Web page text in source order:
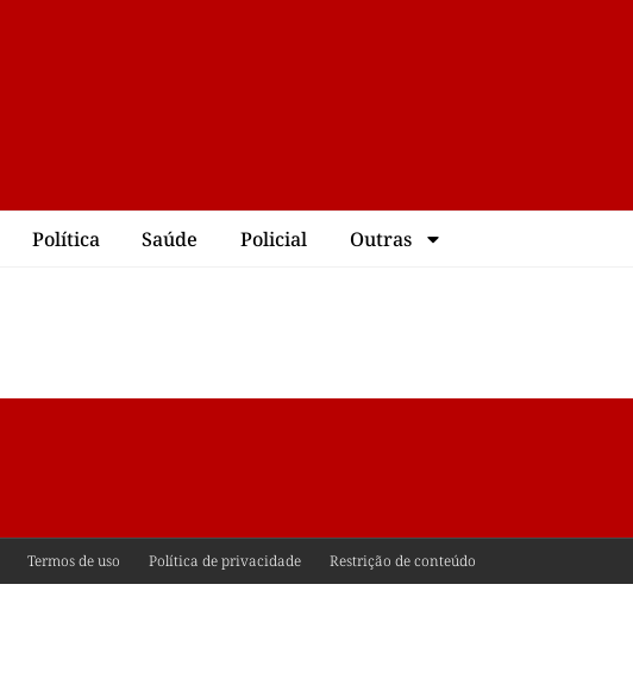
Política Saúde Policial Outras
Termos de uso Política de privacidade Restrição de conteúdo